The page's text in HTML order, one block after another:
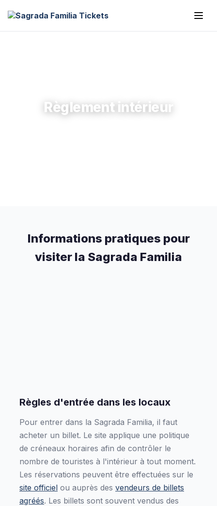
Règlement intérieur
Informations pratiques pour
visiter la Sagrada Familia
Règles d'entrée dans les locaux
Pour entrer dans la Sagrada Familia, il faut
acheter un billet. Le site applique une politique
de créneaux horaires afin de contrôler le
nombre de touristes à l'intérieur à tout moment.
Les réservations peuvent être effectuées sur le
site officiel ou auprès des vendeurs de billets
agréés. Les billets sont souvent vendus des